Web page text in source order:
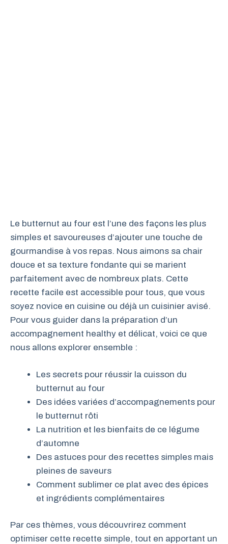
Le butternut au four est l’une des façons les plus
simples et savoureuses d’ajouter une touche de
gourmandise à vos repas. Nous aimons sa chair
douce et sa texture fondante qui se marient
parfaitement avec de nombreux plats. Cette
recette facile est accessible pour tous, que vous
soyez novice en cuisine ou déjà un cuisinier avisé.
Pour vous guider dans la préparation d’un
accompagnement healthy et délicat, voici ce que
nous allons explorer ensemble :
Les secrets pour réussir la cuisson du
butternut au four
Des idées variées d’accompagnements pour
le butternut rôti
La nutrition et les bienfaits de ce légume
d’automne
Des astuces pour des recettes simples mais
pleines de saveurs
Comment sublimer ce plat avec des épices
et ingrédients complémentaires
Par ces thèmes, vous découvrirez comment
optimiser cette recette simple, tout en apportant un